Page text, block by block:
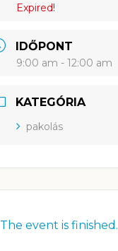
Expired!
IDŐPONT
9:00 am - 12:00 am
KATEGÓRIA
pakolás
The event is finished.